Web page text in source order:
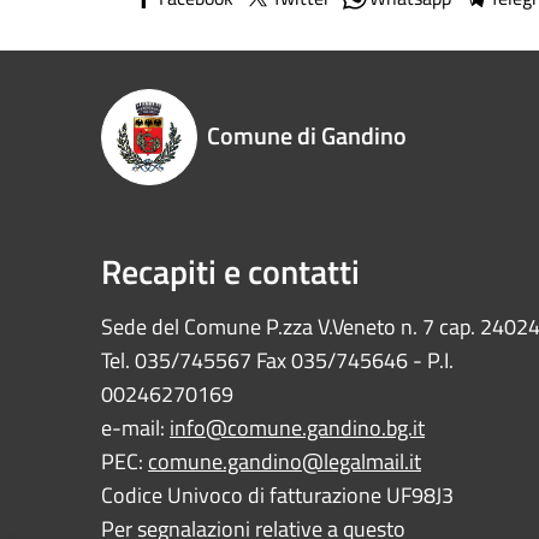
Comune di Gandino
Recapiti e contatti
Sede del Comune P.zza V.Veneto n. 7 cap. 24024
Tel. 035/745567 Fax 035/745646 - P.I.
00246270169
e-mail: info@comune.gandino.bg.it
PEC: comune.gandino@legalmail.it
Codice Univoco di fatturazione UF98J3
Per segnalazioni relative a questo